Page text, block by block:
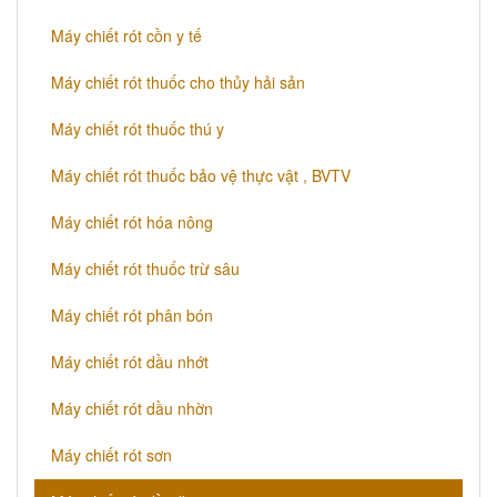
Máy chiết rót cồn y tế
Máy chiết rót thuốc cho thủy hải sản
Máy chiết rót thuốc thú y
Máy chiết rót thuốc bảo vệ thực vật , BVTV
Máy chiết rót hóa nông
Máy chiết rót thuốc trừ sâu
Máy chiết rót phân bón
Máy chiết rót dầu nhớt
Máy chiết rót dầu nhờn
Máy chiết rót sơn